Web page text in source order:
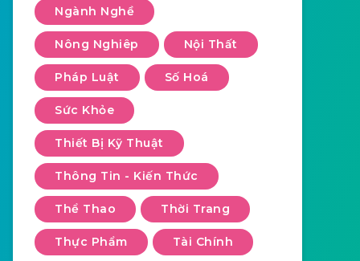
Ngành Nghề
Nông Nghiêp Nội Thất
Pháp Luật Số Hoá
Sức Khỏe
Thiết Bị Kỹ Thuật
Thông Tin - Kiến Thức
Thể Thao Thời Trang
Thực Phẩm Tài Chính